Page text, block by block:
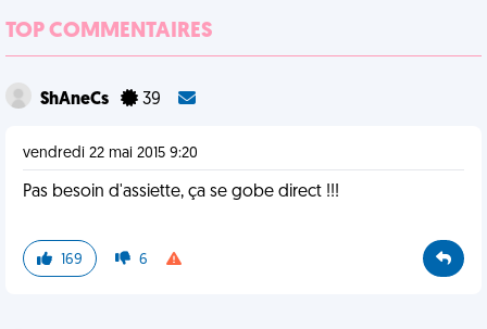
TOP COMMENTAIRES
ShAneCs 39
vendredi 22 mai 2015 9:20
Pas besoin d'assiette, ça se gobe direct !!!
169 6